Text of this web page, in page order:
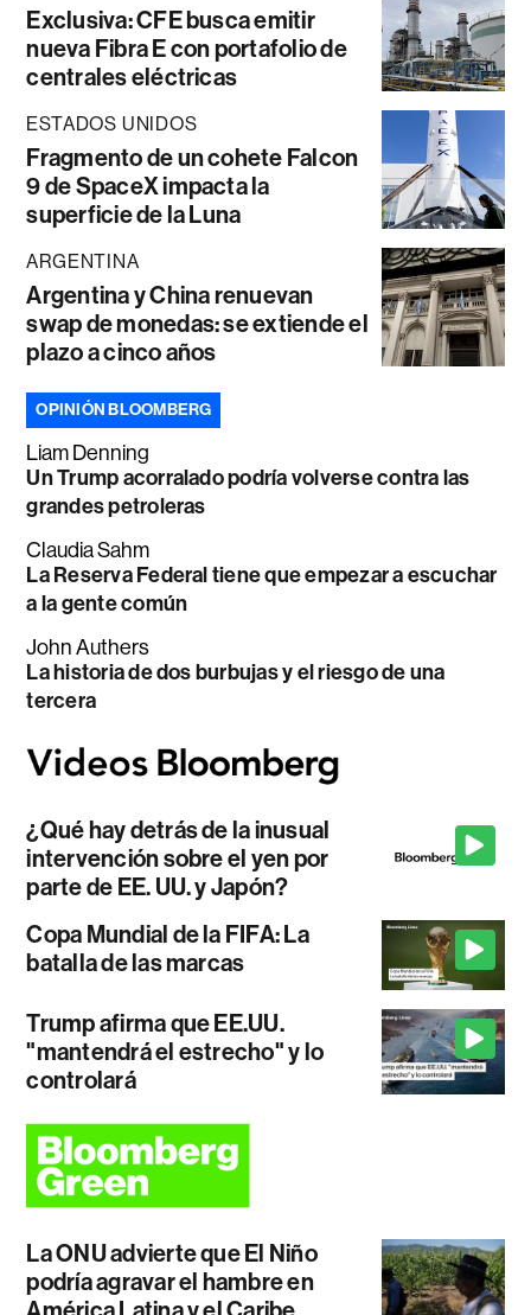
Exclusiva: CFE busca emitir
nueva Fibra E con portafolio de
centrales eléctricas
ESTADOS UNIDOS
Fragmento de un cohete Falcon
9 de SpaceX impacta la
superficie de la Luna
ARGENTINA
Argentina y China renuevan
swap de monedas: se extiende el
plazo a cinco años
OPINIÓN BLOOMBERG
Liam Denning
Un Trump acorralado podría volverse contra las
grandes petroleras
Claudia Sahm
La Reserva Federal tiene que empezar a escuchar
a la gente común
John Authers
La historia de dos burbujas y el riesgo de una
tercera
¿Qué hay detrás de la inusual
intervención sobre el yen por
parte de EE. UU. y Japón?
Copa Mundial de la FIFA: La
batalla de las marcas
Trump afirma que EE.UU.
"mantendrá el estrecho" y lo
controlará
La ONU advierte que El Niño
podría agravar el hambre en